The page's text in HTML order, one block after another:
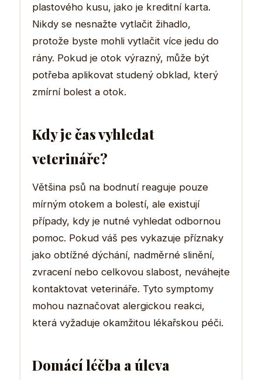
plastového kusu, jako je kreditní karta.
Nikdy se nesnažte vytlačit žihadlo,
protože byste mohli vytlačit více jedu do
rány. Pokud je otok výrazný, může být
potřeba aplikovat studený obklad, který
zmírní bolest a otok.
Kdy je čas vyhledat
veterináře?
Většina psů na bodnutí reaguje pouze
mírným otokem a bolestí, ale existují
případy, kdy je nutné vyhledat odbornou
pomoc. Pokud váš pes vykazuje příznaky
jako obtížné dýchání, nadměrné slinění,
zvracení nebo celkovou slabost, neváhejte
kontaktovat veterináře. Tyto symptomy
mohou naznačovat alergickou reakci,
která vyžaduje okamžitou lékařskou péči.
Domácí léčba a úleva